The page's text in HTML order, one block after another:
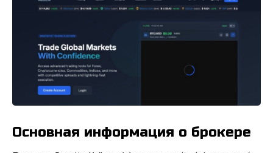
Основная информация о брокере